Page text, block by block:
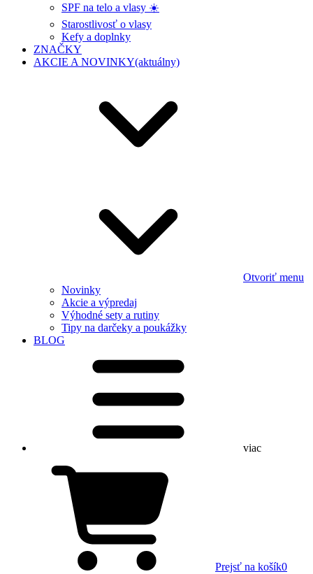
SPF na telo a vlasy ☀️
Starostlivosť o vlasy
Kefy a doplnky
ZNAČKY
AKCIE A NOVINKY(aktuálny)
Otvoriť menu
Novinky
Akcie a výpredaj
Výhodné sety a rutiny
Tipy na darčeky a poukážky
BLOG
viac
Prejsť na košík0